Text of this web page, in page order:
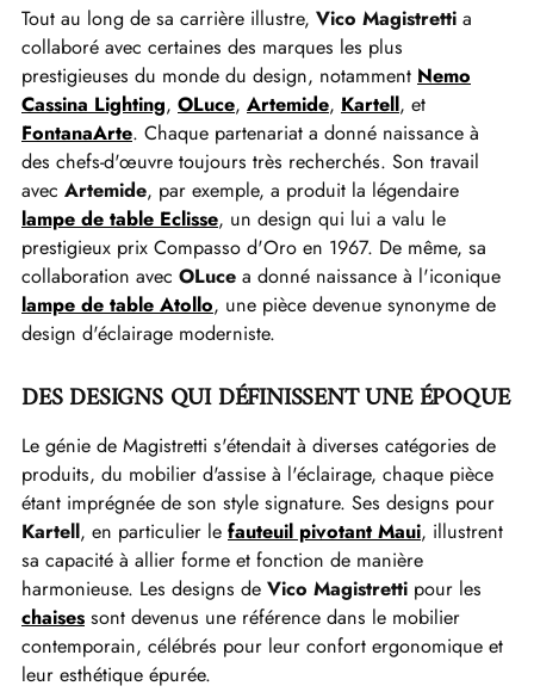
Tout au long de sa carrière illustre, Vico Magistretti a
collaboré avec certaines des marques les plus
prestigieuses du monde du design, notamment Nemo
Cassina Lighting, OLuce, Artemide, Kartell, et
FontanaArte. Chaque partenariat a donné naissance à
des chefs-d'œuvre toujours très recherchés. Son travail
avec Artemide, par exemple, a produit la légendaire
lampe de table Eclisse, un design qui lui a valu le
prestigieux prix Compasso d'Oro en 1967. De même, sa
collaboration avec OLuce a donné naissance à l'iconique
lampe de table Atollo, une pièce devenue synonyme de
design d'éclairage moderniste.
DES DESIGNS QUI DÉFINISSENT UNE ÉPOQUE
Le génie de Magistretti s'étendait à diverses catégories de
produits, du mobilier d'assise à l'éclairage, chaque pièce
étant imprégnée de son style signature. Ses designs pour
Kartell, en particulier le fauteuil pivotant Maui, illustrent
sa capacité à allier forme et fonction de manière
harmonieuse. Les designs de Vico Magistretti pour les
chaises sont devenus une référence dans le mobilier
contemporain, célébrés pour leur confort ergonomique et
leur esthétique épurée.